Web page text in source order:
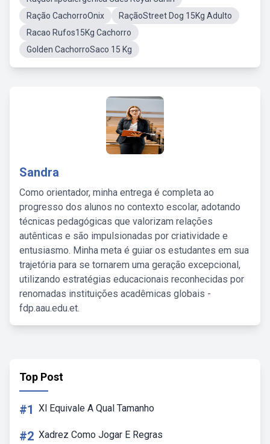
Ração CachorroOnix
RaçãoStreet Dog 15Kg Adulto
Racao Rufos15Kg Cachorro
Golden CachorroSaco 15 Kg
Sandra
Como orientador, minha entrega é completa ao
progresso dos alunos no contexto escolar, adotando
técnicas pedagógicas que valorizam relações
autênticas e são impulsionadas por criatividade e
entusiasmo. Minha meta é guiar os estudantes em sua
trajetória para se tornarem uma geração excepcional,
utilizando estratégias educacionais reconhecidas por
renomadas instituições acadêmicas globais -
fdp.aau.edu.et.
Top Post
#1 Xl Equivale A Qual Tamanho
#2 Xadrez Como Jogar E Regras